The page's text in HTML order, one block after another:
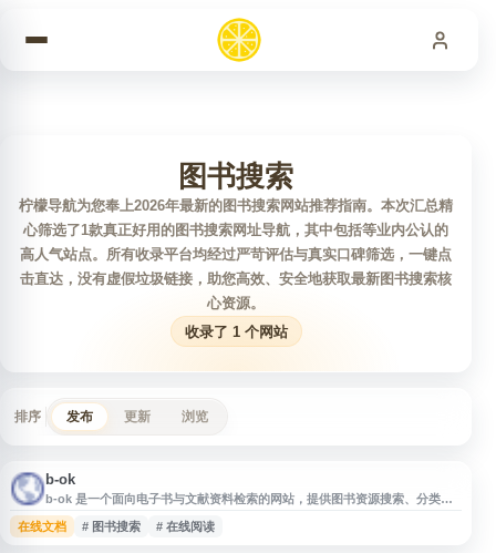
图书搜索
柠檬导航为您奉上2026年最新的图书搜索网站推荐指南。本次汇总精
心筛选了1款真正好用的图书搜索网址导航，其中包括等业内公认的
高人气站点。所有收录平台均经过严苛评估与真实口碑筛选，一键点
击直达，没有虚假垃圾链接，助您高效、安全地获取最新图书搜索核
心资源。
收录了 1 个网站
排序 发布 更新 浏览
b-ok
b-ok 是一个面向电子书与文献资料检索的网站，提供图书资源搜索、分类浏
览和在线访问入口，内容涵盖学习、研究、文学、技术等多个领域。用户可通
过书名、作者或关键词查找相关资料，适合用于电子书发现、资料查询和学习
在线文档 # 图书搜索 # 在线阅读